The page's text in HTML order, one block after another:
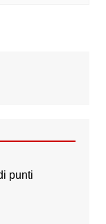
punti